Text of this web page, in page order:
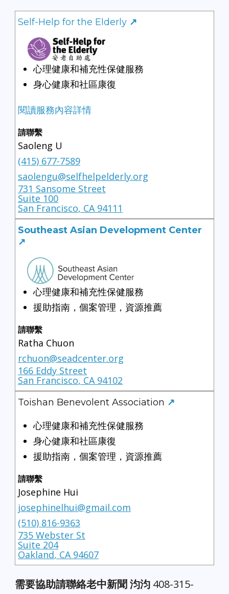
Self-Help for the Elderly ↗
心理健康和補充性保健服務
身心健康和社區康復
閱讀服務內容詳情
請聯繫
Saoleng U
(415) 677-7589
saolengu@selfhelpelderly.org
731 Sansome Street
Suite 100
San Francisco, CA 94111
Southeast Asian Development Center
↗
心理健康和補充性保健服務
援助指南，個案管理，資源推薦
請聯繫
Ratha Chuon
rchuon@seadcenter.org
166 Eddy Street
San Francisco, CA 94102
Toishan Benevolent Association ↗
心理健康和補充性保健服務
身心健康和社區康復
援助指南，個案管理，資源推薦
請聯繫
Josephine Hui
josephinelhui@gmail.com
(510) 816-9363
735 Webster St
Suite 204
Oakland, CA 94607
需要協助請聯絡老中新聞 汮汮 408-315-